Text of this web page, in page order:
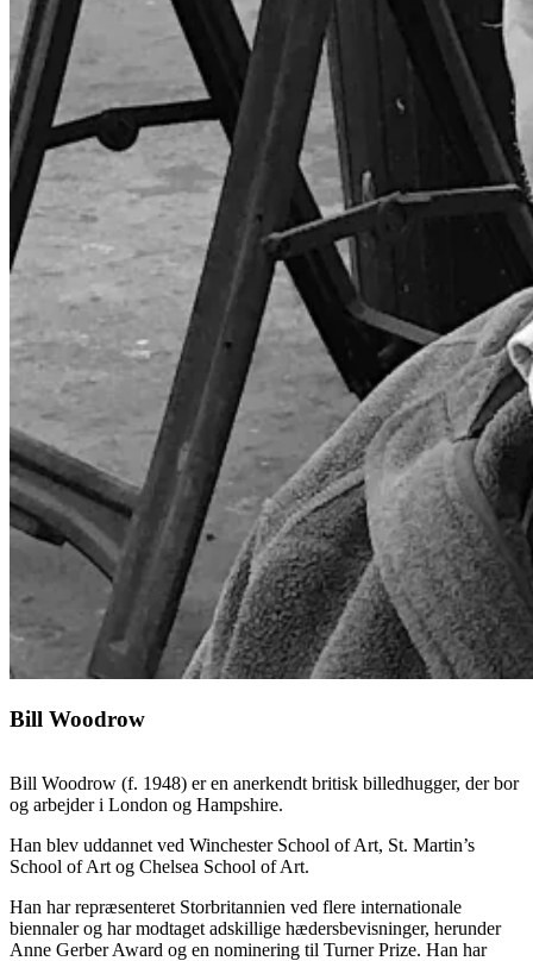
Bill Woodrow
Bill Woodrow (f. 1948) er en anerkendt britisk billedhugger, der bor
og arbejder i London og Hampshire.
Han blev uddannet ved Winchester School of Art, St. Martin’s
School of Art og Chelsea School of Art.
Han har repræsenteret Storbritannien ved flere internationale
biennaler og har modtaget adskillige hædersbevisninger, herunder
Anne Gerber Award og en nominering til Turner Prize. Han har